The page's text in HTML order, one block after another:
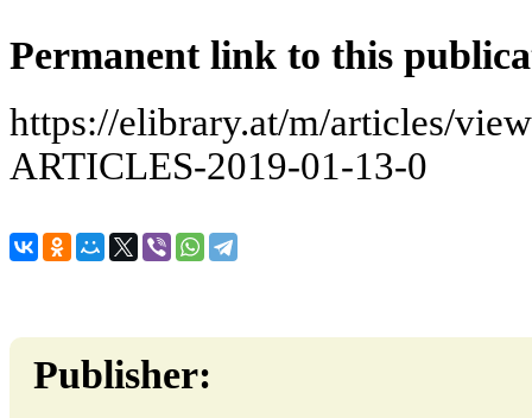
Permanent link to this
https://elibrary.at/m/articles/
ARTICLES-2019-01-13-0
Publisher: